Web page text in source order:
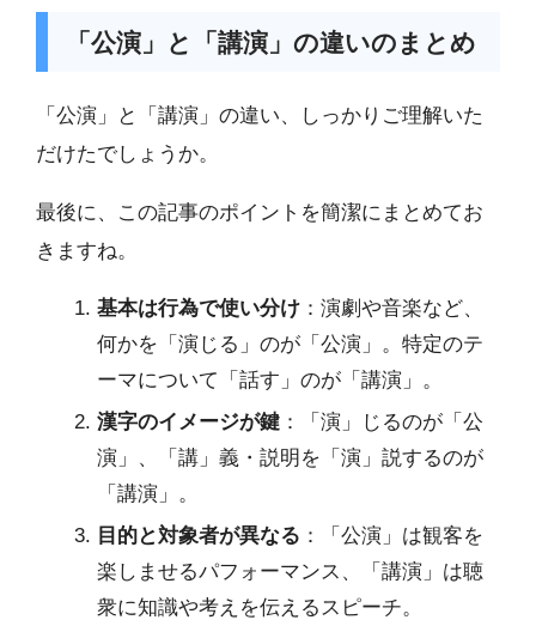
「公演」と「講演」の違いのまとめ
「公演」と「講演」の違い、しっかりご理解いた
だけたでしょうか。
最後に、この記事のポイントを簡潔にまとめてお
きますね。
基本は行為で使い分け ：演劇や音楽など、
何かを「演じる」のが「公演」。特定のテ
ーマについて「話す」のが「講演」。
漢字のイメージが鍵 ：「演」じるのが「公
演」、「講」義・説明を「演」説するのが
「講演」。
目的と対象者が異なる ：「公演」は観客を
楽しませるパフォーマンス、「講演」は聴
衆に知識や考えを伝えるスピーチ。